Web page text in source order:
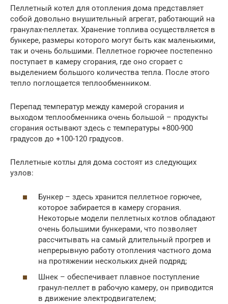
Пеллетный котел для отопления дома представляет
собой довольно внушительный агрегат, работающий на
гранулах-пеллетах. Хранение топлива осуществляется в
бункере, размеры которого могут быть как маленькими,
так и очень большими. Пеллетное горючее постепенно
поступает в камеру сгорания, где оно сгорает с
выделением большого количества тепла. После этого
тепло поглощается теплообменником.
Перепад температур между камерой сгорания и
выходом теплообменника очень большой – продукты
сгорания остывают здесь с температуры +800-900
градусов до +100-120 градусов.
Пеллетные котлы для дома состоят из следующих
узлов:
Бункер – здесь хранится пеллетное горючее,
которое забирается в камеру сгорания.
Некоторые модели пеллетных котлов обладают
очень большими бункерами, что позволяет
рассчитывать на самый длительный прогрев и
непрерывную работу отопления частного дома
на протяжении нескольких дней подряд;
Шнек – обеспечивает плавное поступление
гранул-пеллет в рабочую камеру, он приводится
в движение электродвигателем;